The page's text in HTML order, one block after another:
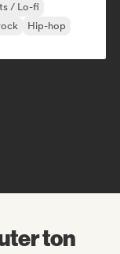
/ Lo-fi
Hip-hop
ton